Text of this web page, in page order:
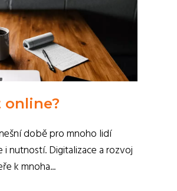
online?
době pro mnoho lidí
nutností. Digitalizace a rozvoj
k mnoha...